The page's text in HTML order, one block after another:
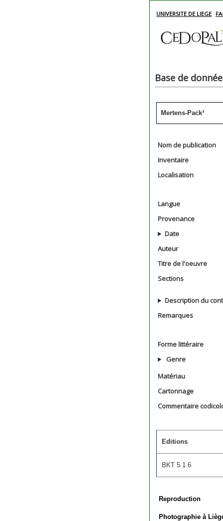
UNIVERSITE DE LIEGE
Base de
Mertens-Pack³
Nom de publication
Inventaire
Localisation
Langue
Provenance
Date
Auteur
Titre de l'oeuvre
Sections
Description du
Remarques
Forme littéraire
Genre
Matériau
Cartonnage
Commentaire
Editions
BKT 5.1.6
Reproduction
Photographie à